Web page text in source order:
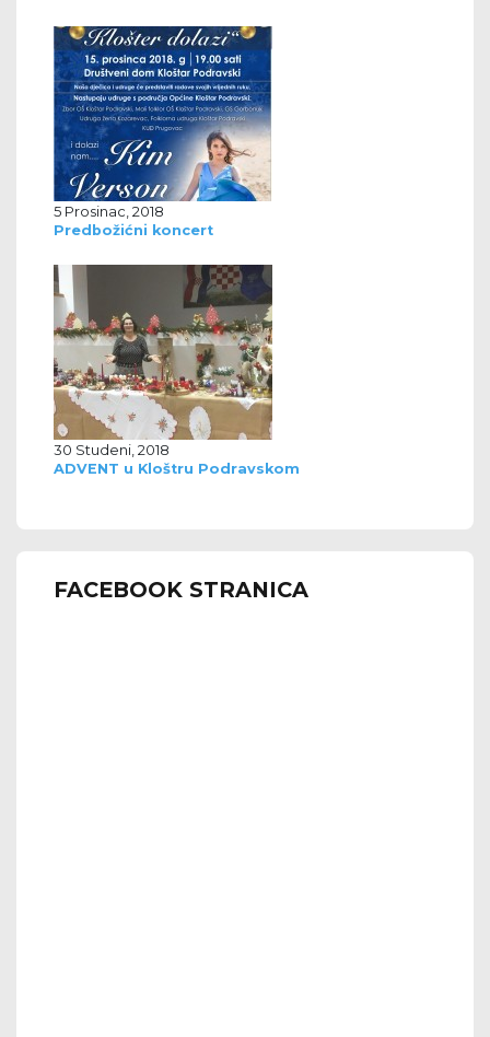
5 Prosinac, 2018
Predbožićni koncert
30 Studeni, 2018
ADVENT u Kloštru Podravskom
FACEBOOK STRANICA